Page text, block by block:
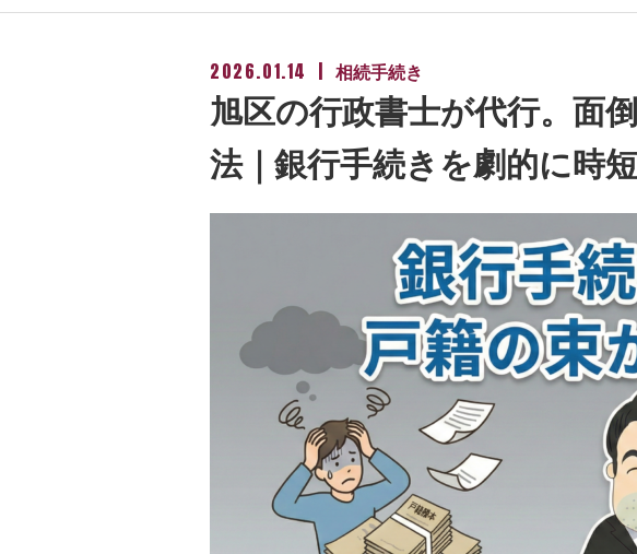
2026.01.14 相続手続き
旭区の行政書士が代行。面
法｜銀行手続きを劇的に時短